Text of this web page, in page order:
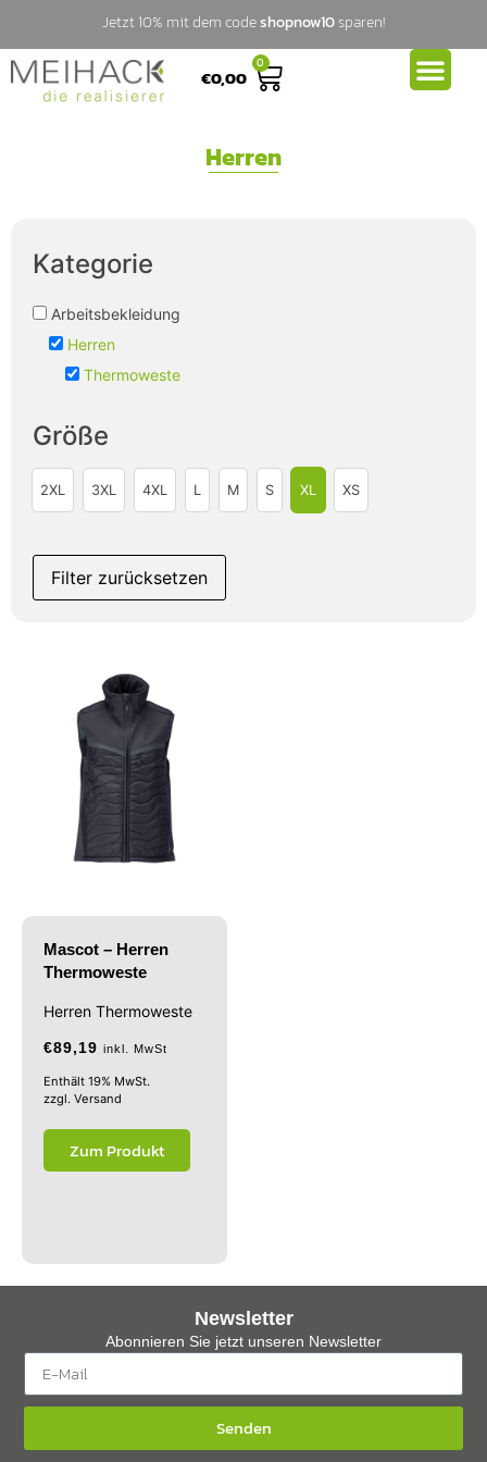
Jetzt 10% mit dem codeshopnow10sparen!
€0,00
0
Herren
Kategorie
Arbeitsbekleidung
Herren
Thermoweste
Größe
2XL 3XL 4XL L M S XL XS
Filter zurücksetzen
Mascot – Herren
Thermoweste
Herren Thermoweste
€89,19 inkl. MwSt
Enthält 19% MwSt.
zzgl. Versand
Zum Produkt
Newsletter
Abonnieren Sie jetzt unseren Newsletter
Senden